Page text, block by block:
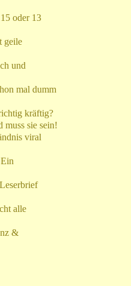
oder 13
geile
und
mal dumm
kräftig?
muss sie sein!
viral
alle
&